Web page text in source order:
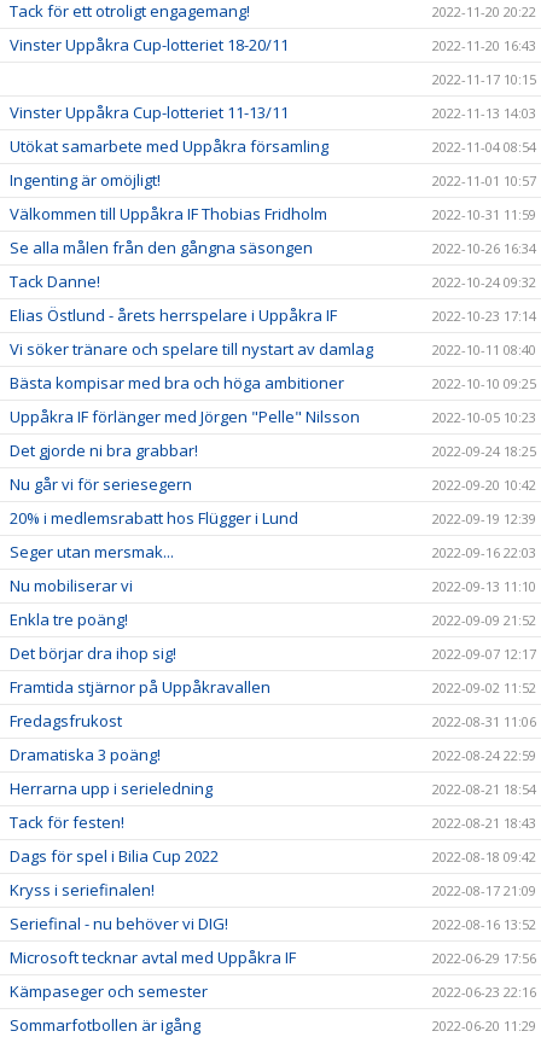
Tack för ett otroligt engagemang! 2022-11-20 20:22
Vinster Uppåkra Cup-lotteriet 18-20/11
2022-11-20 16:43
2022-11-17 10:15
Vinster Uppåkra Cup-lotteriet 11-13/11 2022-11-13 14:03
Utökat samarbete med Uppåkra församling 2022-11-04 08:54
Ingenting är omöjligt! 2022-11-01 10:57
Välkommen till Uppåkra IF Thobias Fridholm 2022-10-31 11:59
Se alla målen från den gångna säsongen 2022-10-26 16:34
Tack Danne! 2022-10-24 09:32
Elias Östlund - årets herrspelare i Uppåkra IF 2022-10-23 17:14
Vi söker tränare och spelare till nystart av damlag 2022-10-11 08:40
Bästa kompisar med bra och höga ambitioner 2022-10-10 09:25
Uppåkra IF förlänger med Jörgen "Pelle" Nilsson 2022-10-05 10:23
Det gjorde ni bra grabbar! 2022-09-24 18:25
Nu går vi för seriesegern 2022-09-20 10:42
20% i medlemsrabatt hos Flügger i Lund 2022-09-19 12:39
Seger utan mersmak... 2022-09-16 22:03
Nu mobiliserar vi 2022-09-13 11:10
Enkla tre poäng! 2022-09-09 21:52
Det börjar dra ihop sig! 2022-09-07 12:17
Framtida stjärnor på Uppåkravallen 2022-09-02 11:52
Fredagsfrukost 2022-08-31 11:06
Dramatiska 3 poäng! 2022-08-24 22:59
Herrarna upp i serieledning 2022-08-21 18:54
Tack för festen! 2022-08-21 18:43
Dags för spel i Bilia Cup 2022 2022-08-18 09:42
Kryss i seriefinalen! 2022-08-17 21:09
Seriefinal - nu behöver vi DIG! 2022-08-16 13:52
Microsoft tecknar avtal med Uppåkra IF 2022-06-29 17:56
Kämpaseger och semester 2022-06-23 22:16
Sommarfotbollen är igång 2022-06-20 11:29